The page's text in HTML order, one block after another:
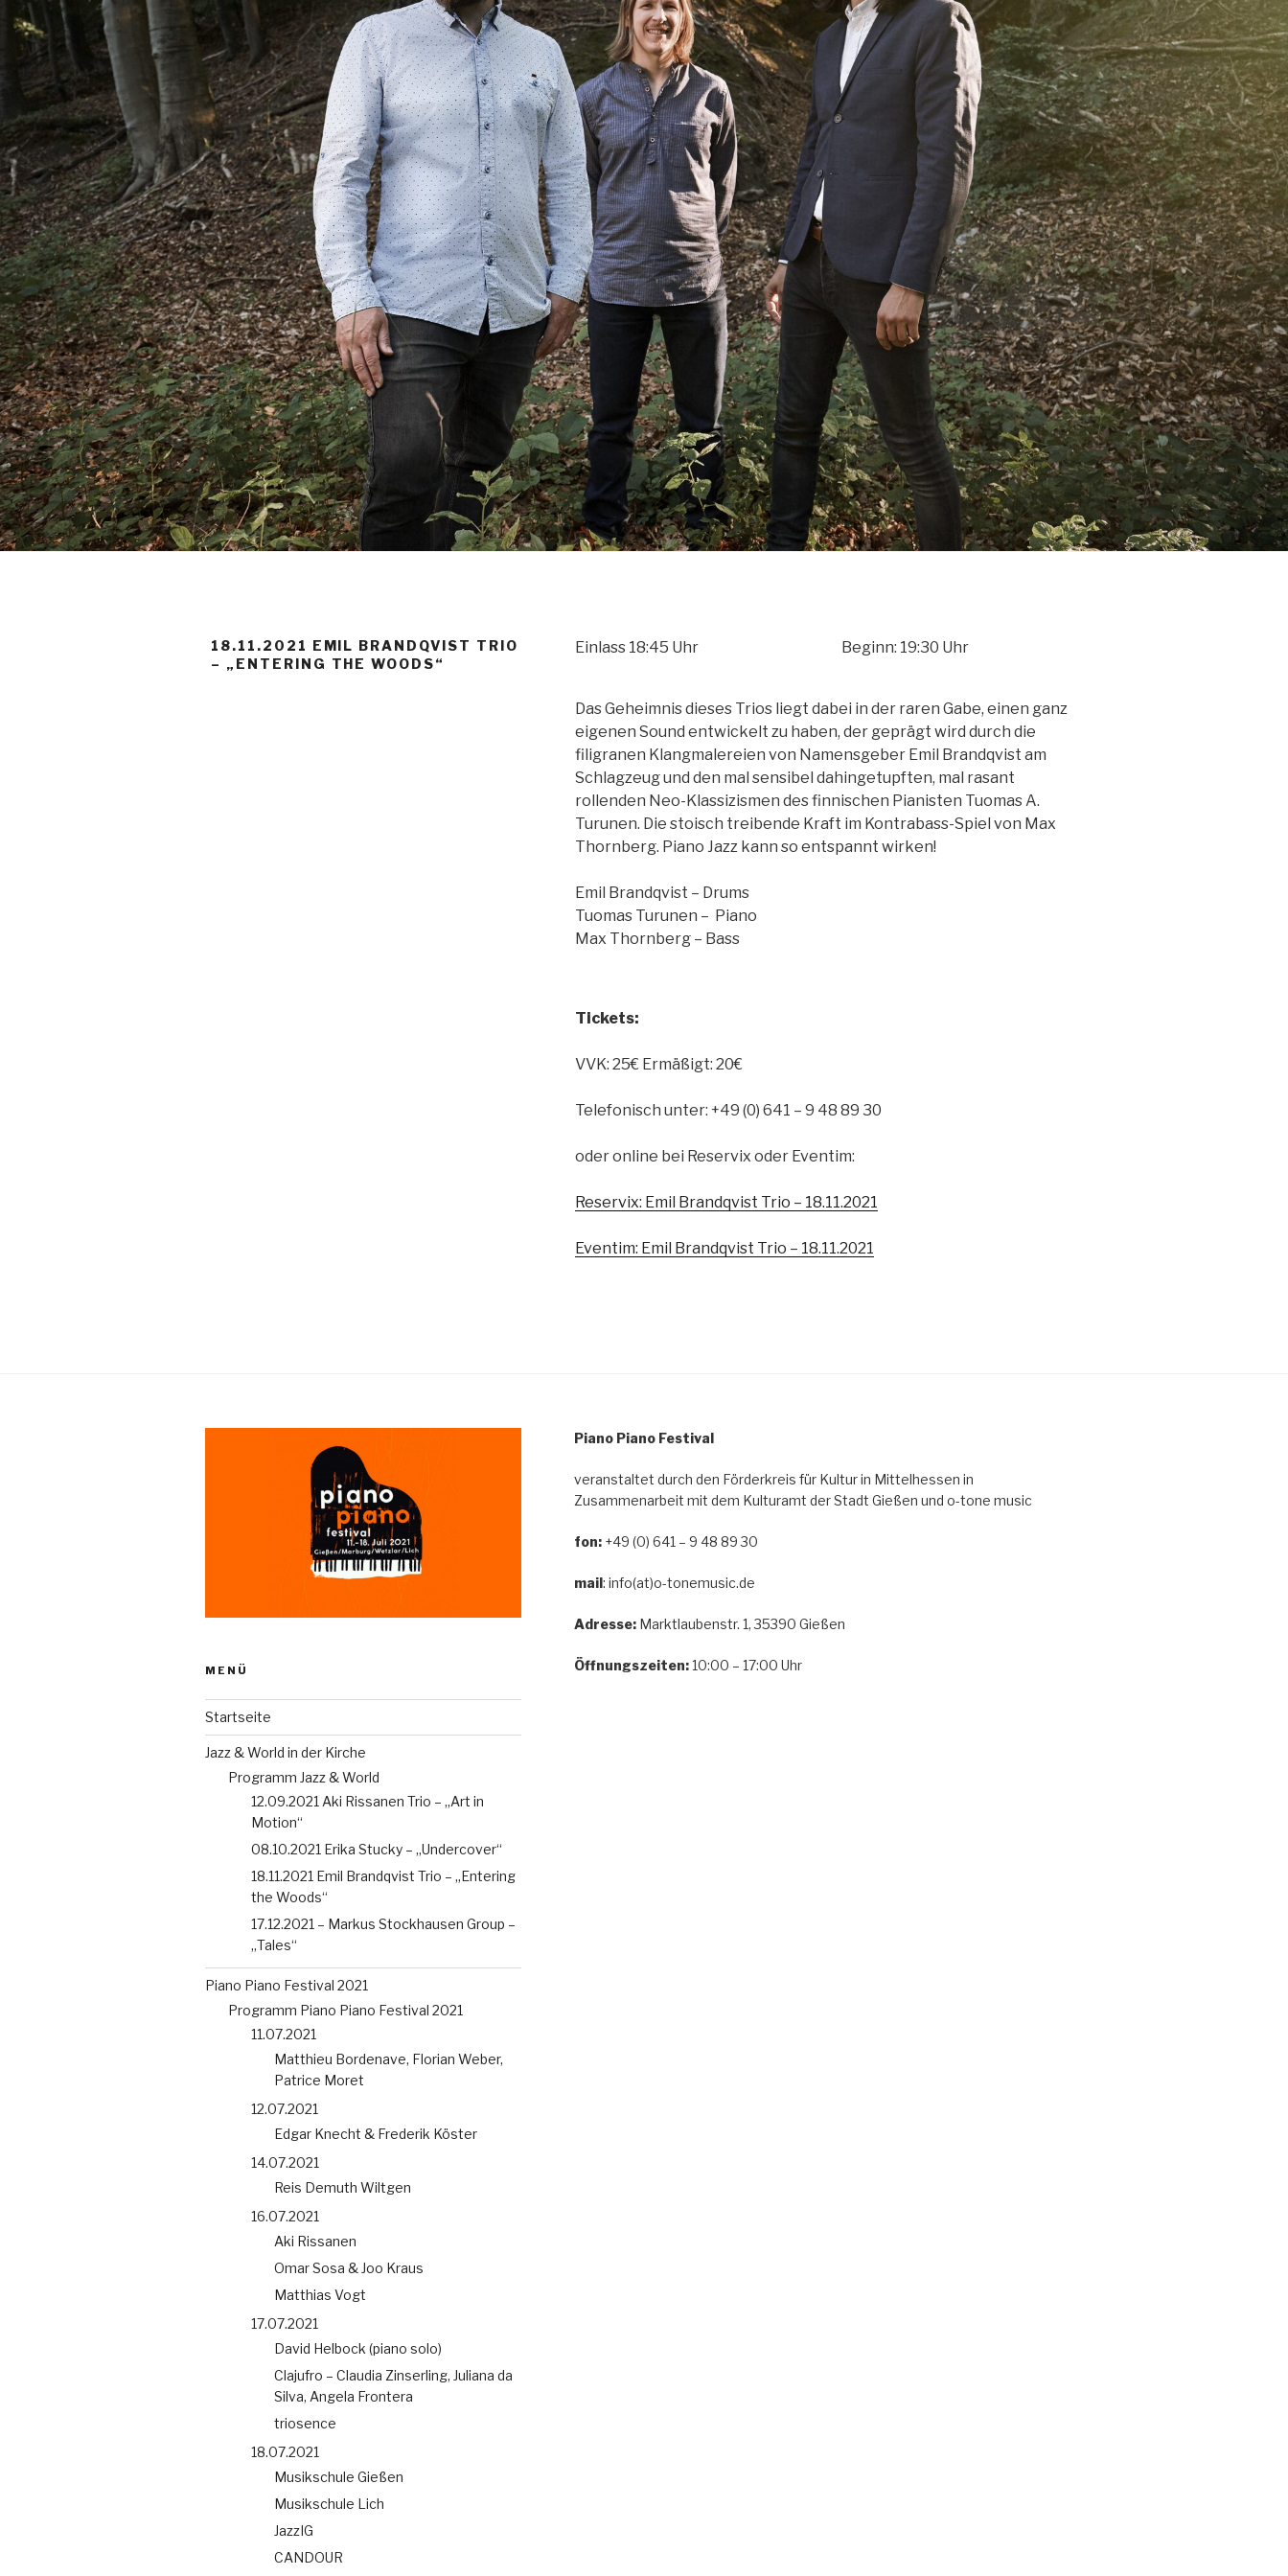
18.11.2021 EMIL BRANDQVIST TRIO
– „ENTERING THE WOODS“
Einlass 18:45 Uhr Beginn: 19:30 Uhr
Das Geheimnis dieses Trios liegt dabei in der raren Gabe, einen ganz
eigenen Sound entwickelt zu haben, der geprägt wird durch die
filigranen Klangmalereien von Namensgeber Emil Brandqvist am
Schlagzeug und den mal sensibel dahingetupften, mal rasant
rollenden Neo-Klassizismen des finnischen Pianisten Tuomas A.
Turunen. Die stoisch treibende Kraft im Kontrabass-Spiel von Max
Thornberg. Piano Jazz kann so entspannt wirken!
Emil Brandqvist – Drums
Tuomas Turunen – Piano
Max Thornberg – Bass
Tickets:
VVK: 25€ Ermäßigt: 20€
Telefonisch unter: +49 (0) 641 – 9 48 89 30
oder online bei Reservix oder Eventim:
Reservix: Emil Brandqvist Trio – 18.11.2021
Eventim: Emil Brandqvist Trio – 18.11.2021
MENÜ
Startseite
Jazz & World in der Kirche
Programm Jazz & World
12.09.2021 Aki Rissanen Trio – „Art in
Motion“
08.10.2021 Erika Stucky – „Undercover“
18.11.2021 Emil Brandqvist Trio – „Entering
the Woods“
17.12.2021 – Markus Stockhausen Group –
„Tales“
Piano Piano Festival 2021
Programm Piano Piano Festival 2021
11.07.2021
Matthieu Bordenave, Florian Weber,
Patrice Moret
12.07.2021
Edgar Knecht & Frederik Köster
14.07.2021
Reis Demuth Wiltgen
16.07.2021
Aki Rissanen
Omar Sosa & Joo Kraus
Matthias Vogt
17.07.2021
David Helbock (piano solo)
Clajufro – Claudia Zinserling, Juliana da
Silva, Angela Frontera
triosence
18.07.2021
Musikschule Gießen
Musikschule Lich
JazzIG
CANDOUR
Piano Piano Festival
veranstaltet durch den Förderkreis für Kultur in Mittelhessen in
Zusammenarbeit mit dem Kulturamt der Stadt Gießen und o-tone music
fon:+49 (0) 641 – 9 48 89 30
mail: info(at)o-tonemusic.de
Adresse: Marktlaubenstr. 1, 35390 Gießen
Öffnungszeiten:10:00 – 17:00 Uhr